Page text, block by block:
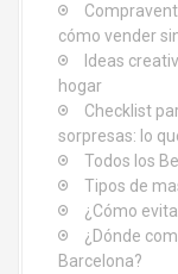
cómo vender
Ideas
hogar
Checklist
sorpresas: lo
Todos los
Tipos de
¿Cómo
¿Dónde
Barcelona?